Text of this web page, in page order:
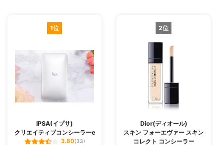
1位
IPSA(イプサ)
クリエイティブコンシーラーe
3.80(33)
2位
Dior(ディオール)
スキン フォーエヴァー スキン
コレクト コンシーラー